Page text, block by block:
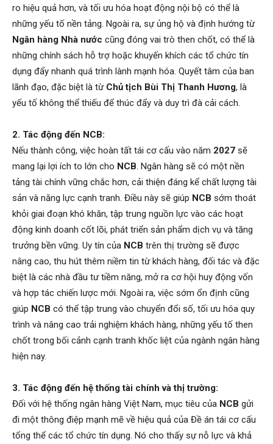
ro hiệu quả hơn, và tối ưu hóa hoạt động nội bộ có thể là
những yếu tố nền tảng. Ngoài ra, sự ủng hộ và định hướng từ
Ngân hàng Nhà nước cũng đóng vai trò then chốt, có thể là
những chính sách hỗ trợ hoặc khuyến khích các tổ chức tín
dụng đẩy nhanh quá trình lành mạnh hóa. Quyết tâm của ban
lãnh đạo, đặc biệt là từ Chủ tịch Bùi Thị Thanh Hương, là
yếu tố không thể thiếu để thúc đẩy và duy trì đà cải cách.
2. Tác động đến NCB:
Nếu thành công, việc hoàn tất tái cơ cấu vào năm 2027 sẽ
mang lại lợi ích to lớn cho NCB. Ngân hàng sẽ có một nền
tảng tài chính vững chắc hơn, cải thiện đáng kể chất lượng tài
sản và năng lực cạnh tranh. Điều này sẽ giúp NCB sớm thoát
khỏi giai đoạn khó khăn, tập trung nguồn lực vào các hoạt
động kinh doanh cốt lõi, phát triển sản phẩm dịch vụ và tăng
trưởng bền vững. Uy tín của NCB trên thị trường sẽ được
nâng cao, thu hút thêm niềm tin từ khách hàng, đối tác và đặc
biệt là các nhà đầu tư tiềm năng, mở ra cơ hội huy động vốn
và hợp tác chiến lược mới. Ngoài ra, việc sớm ổn định cũng
giúp NCB có thể tập trung vào chuyển đổi số, tối ưu hóa quy
trình và nâng cao trải nghiệm khách hàng, những yếu tố then
chốt trong bối cảnh cạnh tranh khốc liệt của ngành ngân hàng
hiện nay.
3. Tác động đến hệ thống tài chính và thị trường:
Đối với hệ thống ngân hàng Việt Nam, mục tiêu của NCB gửi
đi một thông điệp mạnh mẽ về hiệu quả của Đề án tái cơ cấu
tổng thể các tổ chức tín dụng. Nó cho thấy sự nỗ lực và khả